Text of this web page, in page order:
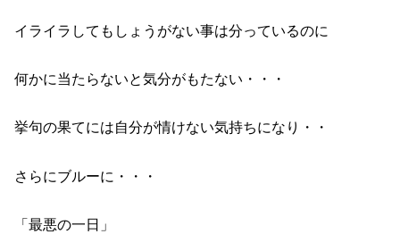
イライラしてもしょうがない事は分っているのに
何かに当たらないと気分がもたない・・・
挙句の果てには自分が情けない気持ちになり・・
さらにブルーに・・・
「最悪の一日」